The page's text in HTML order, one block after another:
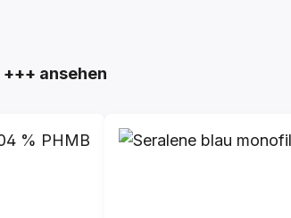
+++ ansehen